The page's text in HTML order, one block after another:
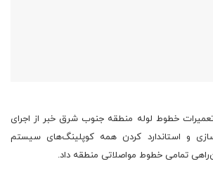
خطوط لوله منطقه جنوب شرق خبر از اجرای
و استاندارد کردن همه کوپلینگ‌های سیستم
تمامی خطوط مواصلاتی منطقه داد.